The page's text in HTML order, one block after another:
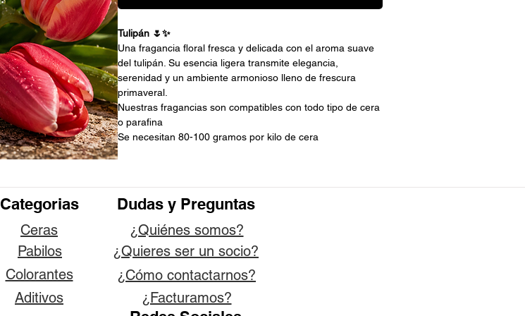
Tulipán 🌷✨
Una fragancia floral fresca y delicada con el aroma suave
del tulipán. Su esencia ligera transmite elegancia,
serenidad y un ambiente armonioso lleno de frescura
primaveral.
Nuestras fragancias son compatibles con todo tipo de cera
o parafina
Se necesitan 80-100 gramos por kilo de cera
Categorias Dudas y Preguntas
Ceras
Pabilos
Colorantes
Aditivos
¿Quiénes somos?
¿Quieres ser un socio?
¿Cómo contactarnos?
¿Facturamos?